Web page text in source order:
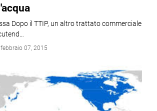
Dopo il TTIP, un altro trattato commerciale
febbraio 07, 2015